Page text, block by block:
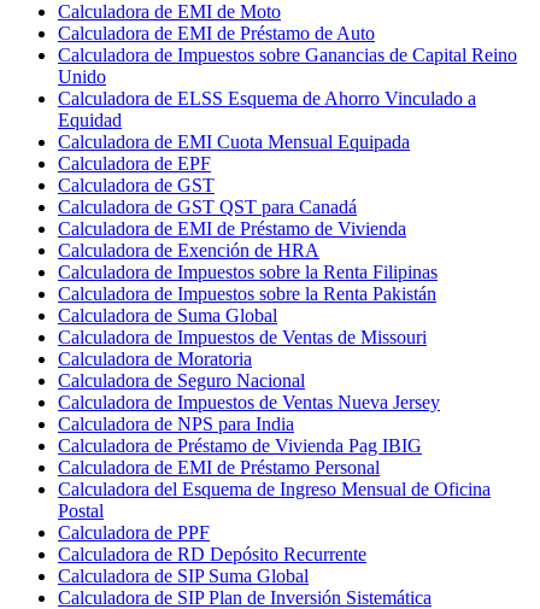
Calculadora de EMI de Moto
Calculadora de EMI de Préstamo de Auto
Calculadora de Impuestos sobre Ganancias de Capital Reino
Unido
Calculadora de ELSS Esquema de Ahorro Vinculado a
Equidad
Calculadora de EMI Cuota Mensual Equipada
Calculadora de EPF
Calculadora de GST
Calculadora de GST QST para Canadá
Calculadora de EMI de Préstamo de Vivienda
Calculadora de Exención de HRA
Calculadora de Impuestos sobre la Renta Filipinas
Calculadora de Impuestos sobre la Renta Pakistán
Calculadora de Suma Global
Calculadora de Impuestos de Ventas de Missouri
Calculadora de Moratoria
Calculadora de Seguro Nacional
Calculadora de Impuestos de Ventas Nueva Jersey
Calculadora de NPS para India
Calculadora de Préstamo de Vivienda Pag IBIG
Calculadora de EMI de Préstamo Personal
Calculadora del Esquema de Ingreso Mensual de Oficina
Postal
Calculadora de PPF
Calculadora de RD Depósito Recurrente
Calculadora de SIP Suma Global
Calculadora de SIP Plan de Inversión Sistemática